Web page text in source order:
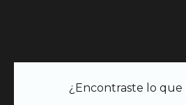
¿Encontraste lo que